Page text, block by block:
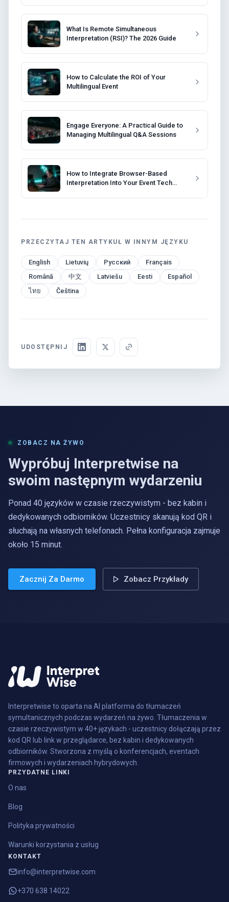
What Is Remote Simultaneous
Interpretation (RSI)? The 2026 Guide
How to Calculate the ROI of Your
Multilingual Event
Engage Everyone: A Practical Guide to
Managing Multilingual Q&A Sessions
How to Integrate Browser-Based
Interpretation Into Your Event Tech
PRZECZYTAJ TEN ARTYKUŁ W INNYM JĘZYKU
English Lietuvių Русский
Français
Română
中文 Latviešu Eesti
Español
ไทย
Čeština
UDOSTĘPNIJ
ZOBACZ NA ŻYWO
Wypróbuj Interpretwise na
swoim następnym wydarzeniu
Ponad 40 języków w czasie rzeczywistym - bez kabin i
dedykowanych odbiorników. Uczestnicy skanują kod QR i
słuchają na własnych telefonach. Pełna konfiguracja zajmuje
około 15 minut.
Zacznij Za Darmo Zobacz Przykłady
Interpretwise to oparta na AI platforma do tłumaczeń
symultanicznych podczas wydarzeń na żywo. Tłumaczenia w
czasie rzeczywistym w 40+ językach - uczestnicy dołączają przez
kod QR lub link w przeglądarce, bez kabin i dedykowanych
odbiorników. Stworzona z myślą o konferencjach, eventach
firmowych i wydarzeniach hybrydowych.
PRZYDATNE LINKI
O nas
Blog
Polityka prywatności
Warunki korzystania z usług
KONTAKT
info@interpretwise.com
+370 638 14022